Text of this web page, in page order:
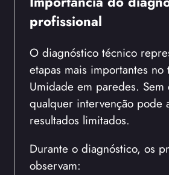
profissional
O diagnóstico técnico
etapas mais importantes no
Umidade em paredes. Sem
qualquer intervenção pode
resultados limitados.
Durante o diagnóstico, os
observam: